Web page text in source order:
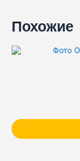
Похожие